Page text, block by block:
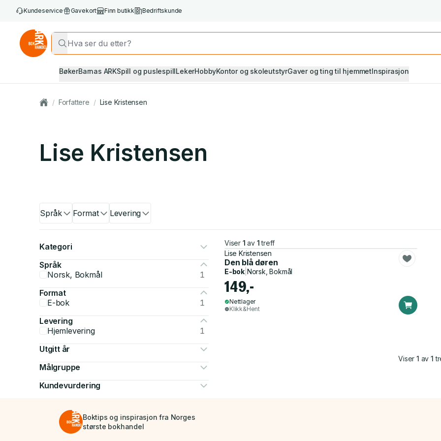
Kundeservice Gavekort Finn butikk Bedriftskunde
BøkerBarnas ARKSpill og puslespillLekerHobbyKontor og skoleutstyrGaver og ting til hjemmetInspirasjon
/ Forfattere / Lise Kristensen
Lise Kristensen
Språk Format Levering
Kategori
Språk
Norsk, Bokmål
1
Format
E-bok
1
Levering
Hjemlevering
1
Utgitt år
Målgruppe
Kundevurdering
Viser 1 av 1 treff
Lise Kristensen
Den blå døren
E-bok Norsk, Bokmål
149,-
Nettlager
Klikk&Hent
Viser1 av 1
Boktips og inspirasjon fra Norges
største bokhandel